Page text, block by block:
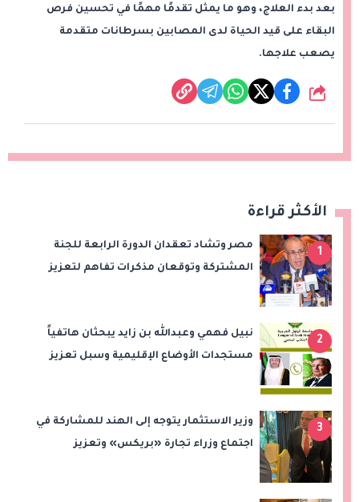
بعد بدء العلاج، وهو ما يمثل تقدمًا مهمًا في تحسين فرص
البقاء على قيد الحياة لدى المصابين بسرطانات متقدمة
يصعب علاجها.
شارك
الأكثر قراءة
1
مصر وتشاد تعقدان الدورة الرابعة للجنة
المشتركة وتوقعان مذكرات تفاهم لتعزيز
2
نبيل فهمي وعبدالله بن زايد يبحثان هاتفياً
مستجدات الأوضاع الإقليمية وسبل تعزيز
3
وزير الاستثمار يتوجه إلى الهند للمشاركة في
اجتماع وزراء تجارة «بريكس» وتعزيز